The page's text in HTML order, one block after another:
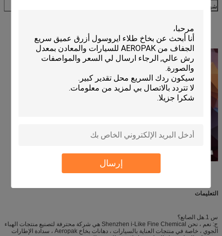
إرسال
شهادة
التعليمات
س 1.هل الصانع؟
ج: نعم ، نحن Shenzhen i-Like Fine Chemical هي شركة محترفة لتصنيع منتجات الهباء
الجوي ، خاصة في منتجات العناية بالسيارات ، دهانات بخاخ Aeropak ، سدادة الإطارات